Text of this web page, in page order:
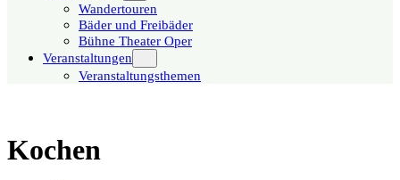
Wandertouren
Bäder und Freibäder
Bühne Theater Oper
Veranstaltungen
Veranstaltungsthemen
Kochen